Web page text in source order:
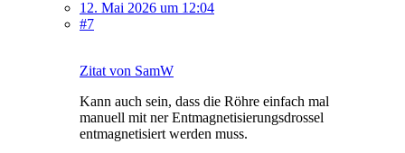
12. Mai 2026 um 12:04
#7
Zitat von SamW
Kann auch sein, dass die Röhre einfach mal
manuell mit ner Entmagnetisierungsdrossel
entmagnetisiert werden muss.